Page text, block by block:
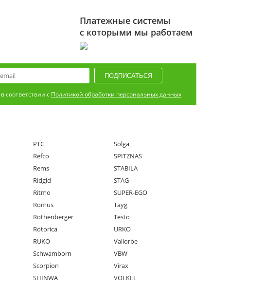
Платежные системы
с которыми мы работаем
в соответствии с Политикой обработки персональных данных.
PTC
Refco
Rems
Ridgid
Ritmo
Romus
Rothenberger
Rotorica
RUKO
Schwamborn
Scorpion
SHINWA
Solga
SPITZNAS
STABILA
STAG
SUPER-EGO
Tayg
Testo
URKO
Vallorbe
VBW
Virax
VOLKEL